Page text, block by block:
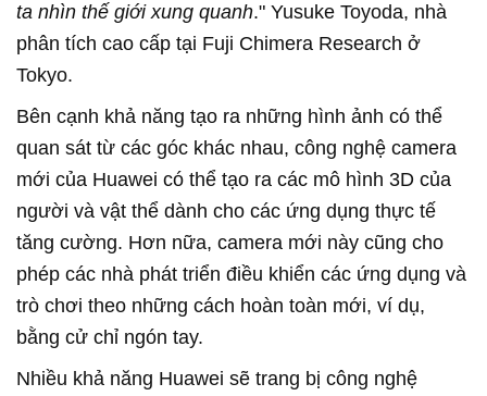
ta nhìn thế giới xung quanh." Yusuke Toyoda, nhà
phân tích cao cấp tại Fuji Chimera Research ở
Tokyo.
Bên cạnh khả năng tạo ra những hình ảnh có thể
quan sát từ các góc khác nhau, công nghệ camera
mới của Huawei có thể tạo ra các mô hình 3D của
người và vật thể dành cho các ứng dụng thực tế
tăng cường. Hơn nữa, camera mới này cũng cho
phép các nhà phát triển điều khiển các ứng dụng và
trò chơi theo những cách hoàn toàn mới, ví dụ,
bằng cử chỉ ngón tay.
Nhiều khả năng Huawei sẽ trang bị công nghệ